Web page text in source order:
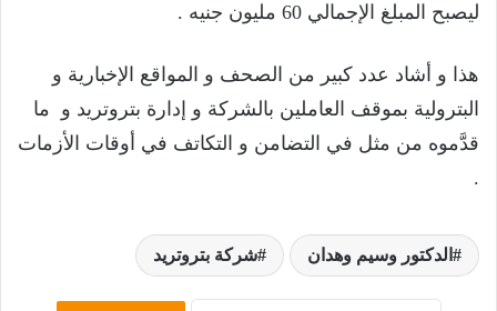
ليصبح المبلغ الإجمالي 60 مليون جنيه .
هذا و أشاد عدد كبير من الصحف و المواقع الإخبارية و
البترولية بموقف العاملين بالشركة و إدارة بتروتريد و ما
قدَّموه من مثل في التضامن و التكاتف في أوقات الأزمات
.
الدكتور وسيم وهدان شركة بتروتريد